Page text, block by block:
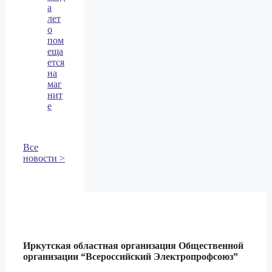
а
лет
о
пом
еща
ется
на
маг
нит
е
Все
новости >
Иркутская областная организация Общественной
организации “Всероссийский Электропрофсоюз”